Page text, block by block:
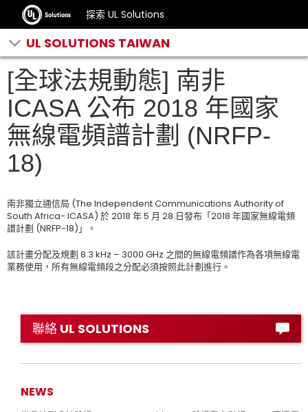
探索 UL Solutions
UL SOLUTIONS TAIWAN
[全球法規動態] 南非
ICASA 公布 2018 年國家
無線電頻譜計劃 (NRFP-
18)
南非獨立通信局 (The Independent Communications Authority of
South Africa- ICASA) 於 2018 年 5 月 28 日發布「2018 年國家無線電頻
譜計劃 (NRFP-18)」。
該計畫分配及規劃 8.3 kHz – 3000 GHz 之間的無線電頻譜作為各項無線電
業務使用，所有無線電頻段之分配必須按照此計劃進行。
聯絡 UL SOLUTIONS
NEWS